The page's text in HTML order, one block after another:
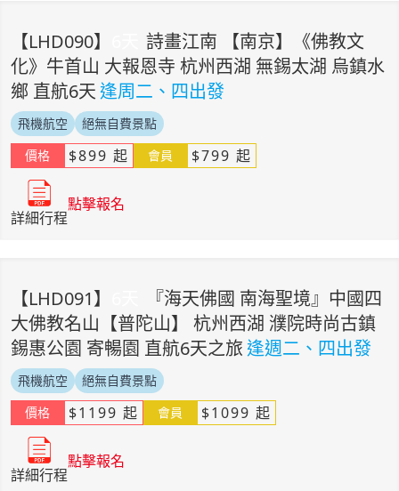
【LHD090】
詩畫江南 【南京】《佛教文
化》牛首山 大報恩寺 杭州西湖 無錫太湖 烏鎮水
鄉 直航6天逢周二、四出發
飛機航空
絕無自費景點
價格
$899 起 會員 $799 起
詳細行程
點擊報名
【LHD091】
『海天佛國 南海聖境』中國四
大佛教名山【普陀山】 杭州西湖 濮院時尚古鎮
錫惠公園 寄暢園 直航6天之旅逢週二、四出發
飛機航空
絕無自費景點
價格
$1199 起 會員 $1099 起
詳細行程
點擊報名